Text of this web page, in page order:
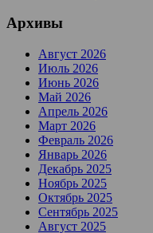
Архивы
Август 2026
Июль 2026
Июнь 2026
Май 2026
Апрель 2026
Март 2026
Февраль 2026
Январь 2026
Декабрь 2025
Ноябрь 2025
Октябрь 2025
Сентябрь 2025
Август 2025